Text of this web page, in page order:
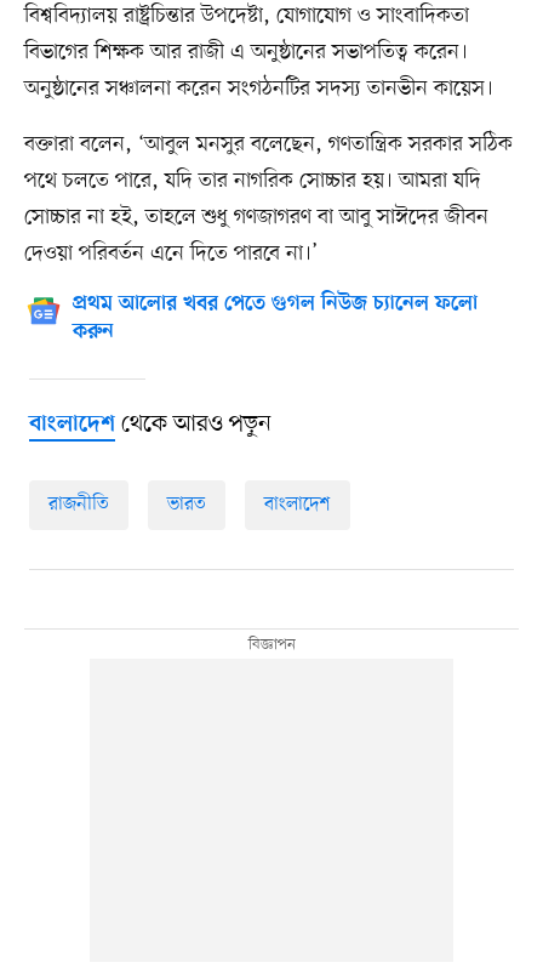
বিশ্ববিদ্যালয় রাষ্ট্রচিন্তার উপদেষ্টা, যোগাযোগ ও সাংবাদিকতা
বিভাগের শিক্ষক আর রাজী এ অনুষ্ঠানের সভাপতিত্ব করেন।
অনুষ্ঠানের সঞ্চালনা করেন সংগঠনটির সদস্য তানভীন কায়েস।
বক্তারা বলেন, ‘আবুল মনসুর বলেছেন, গণতান্ত্রিক সরকার সঠিক
পথে চলতে পারে, যদি তার নাগরিক সোচ্চার হয়। আমরা যদি
সোচ্চার না হই, তাহলে শুধু গণজাগরণ বা আবু সাঈদের জীবন
দেওয়া পরিবর্তন এনে দিতে পারবে না।’
প্রথম আলোর খবর পেতে গুগল নিউজ চ্যানেল ফলো
করুন
বাংলাদেশথেকে আরও পড়ুন
রাজনীতি ভারত বাংলাদেশ